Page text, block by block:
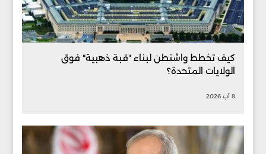
كيف تخطط واشنطن لبناء "قبة ذهبية" فوق
الولايات المتحدة؟
8 آب 2026